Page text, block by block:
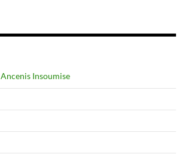
Ancenis Insoumise